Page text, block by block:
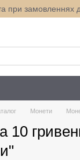
при замовленнях
Монети
10